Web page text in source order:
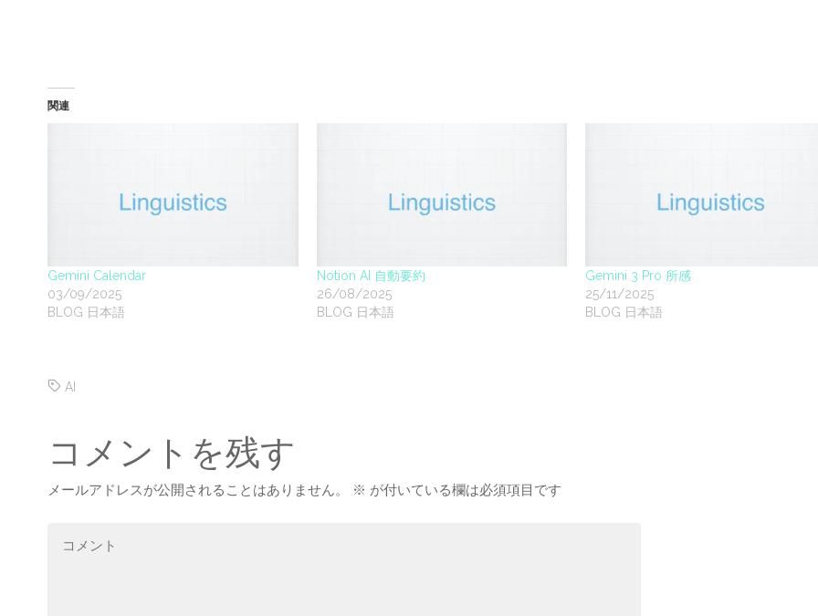
関連
Gemini Calendar
03/09/2025
BLOG 日本語
Notion AI 自動要約
26/08/2025
BLOG 日本語
Gemini 3 Pro 所感
25/11/2025
BLOG 日本語
AI
コメントを残す
メールアドレスが公開されることはありません。 ※ が付いている欄は必須項目です